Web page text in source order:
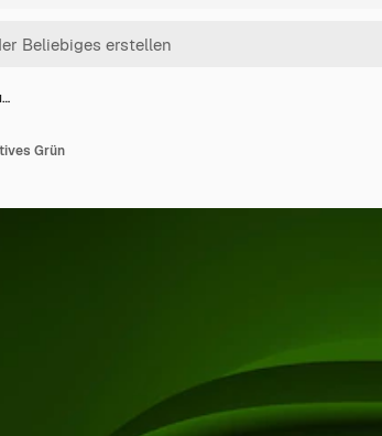
Grün